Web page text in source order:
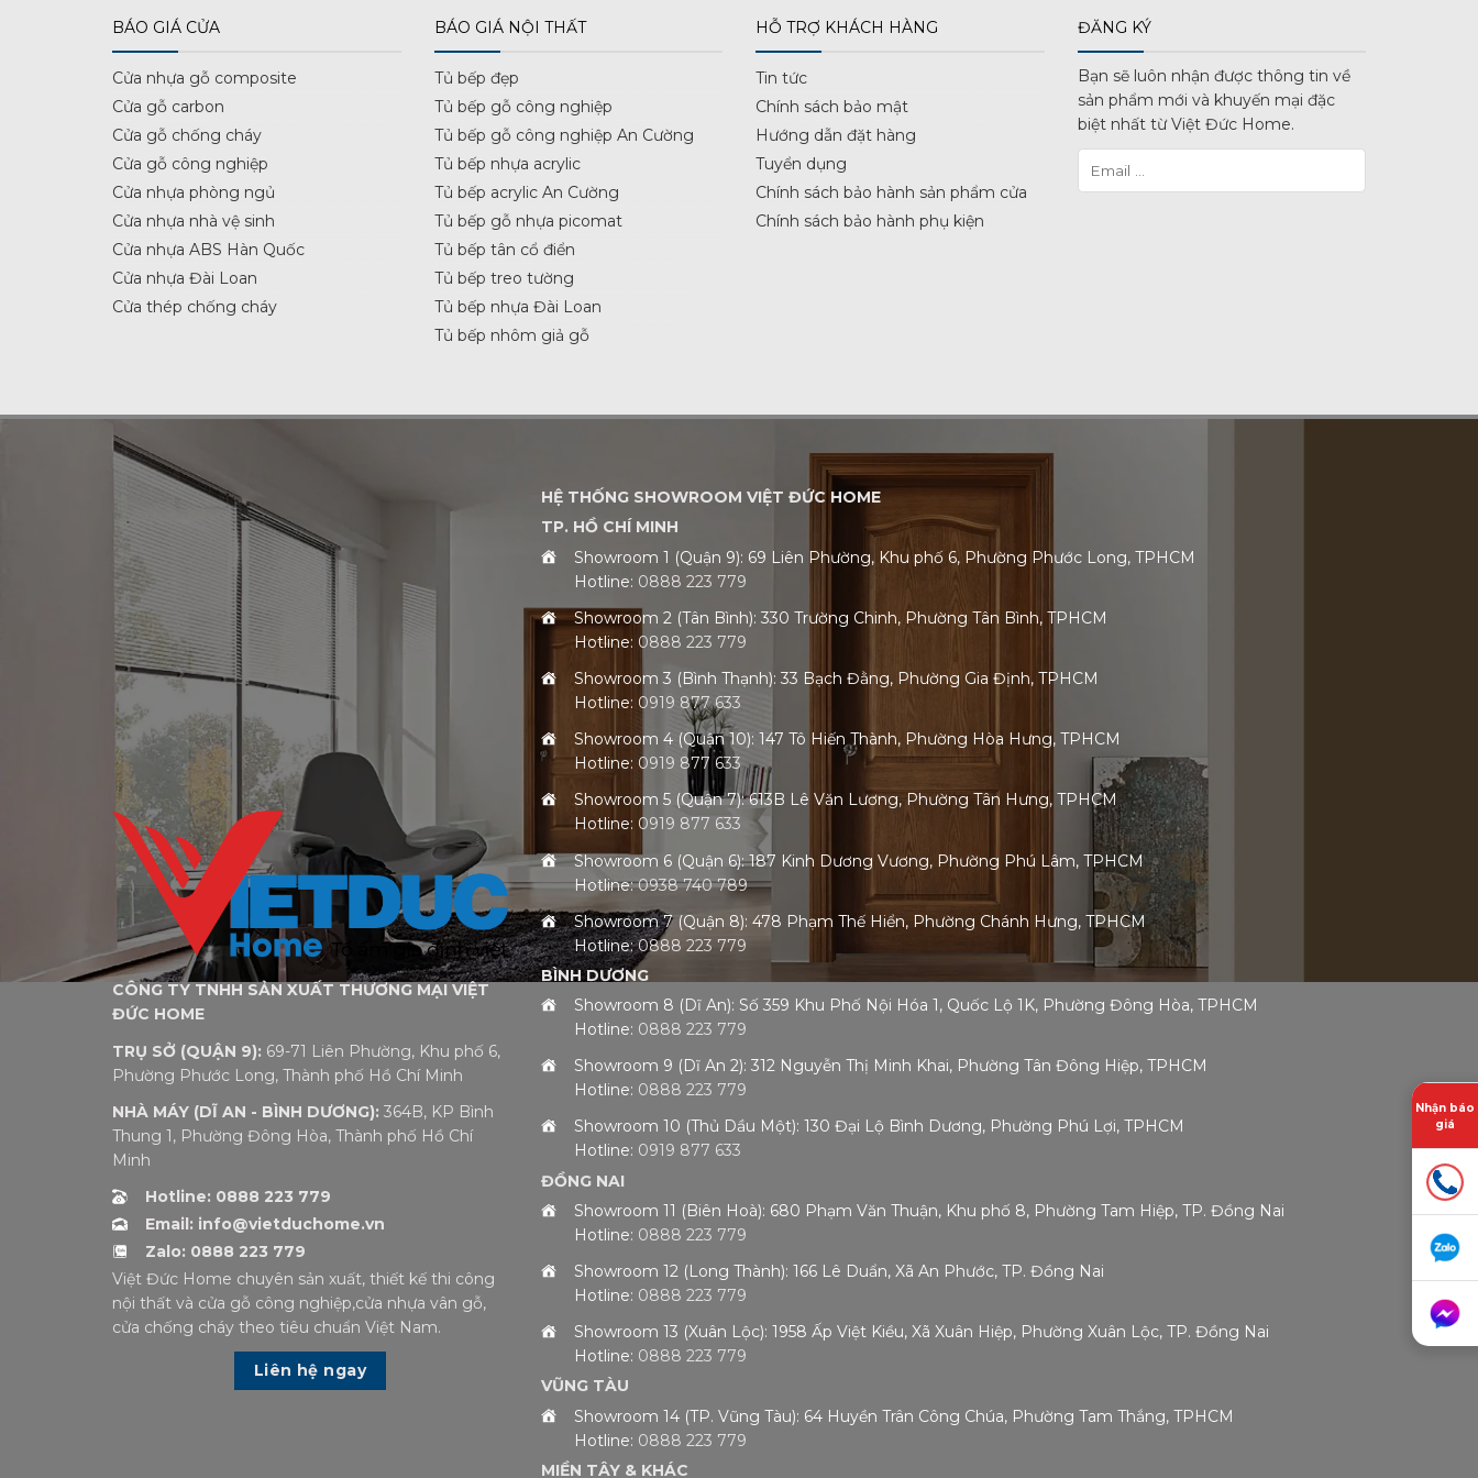
BÁO GIÁ CỬA
Cửa nhựa gỗ composite
Cửa gỗ carbon
Cửa gỗ chống cháy
Cửa gỗ công nghiệp
Cửa nhựa phòng ngủ
Cửa nhựa nhà vệ sinh
Cửa nhựa ABS Hàn Quốc
Cửa nhựa Đài Loan
Cửa thép chống cháy
BÁO GIÁ NỘI THẤT
Tủ bếp đẹp
Tủ bếp gỗ công nghiệp
Tủ bếp gỗ công nghiệp An Cường
Tủ bếp nhựa acrylic
Tủ bếp acrylic An Cường
Tủ bếp gỗ nhựa picomat
Tủ bếp tân cổ điển
Tủ bếp treo tường
Tủ bếp nhựa Đài Loan
Tủ bếp nhôm giả gỗ
HỖ TRỢ KHÁCH HÀNG
Tin tức
Chính sách bảo mật
Hướng dẫn đặt hàng
Tuyển dụng
Chính sách bảo hành sản phẩm cửa
Chính sách bảo hành phụ kiện
ĐĂNG KÝ
Bạn sẽ luôn nhận được thông tin về
sản phẩm mới và khuyến mại đặc
biệt nhất từ Việt Đức Home.
CÔNG TY TNHH SẢN XUẤT THƯƠNG MẠI VIỆT
ĐỨC HOME
TRỤ SỞ (QUẬN 9): 69-71 Liên Phường, Khu phố 6,
Phường Phước Long, Thành phố Hồ Chí Minh
NHÀ MÁY (DĨ AN - BÌNH DƯƠNG): 364B, KP Bình
Thung 1, Phường Đông Hòa, Thành phố Hồ Chí
Minh
Hotline: 0888 223 779
Email: info@vietduchome.vn
Zalo: 0888 223 779
Việt Đức Home chuyên sản xuất, thiết kế thi công
nội thất và cửa gỗ công nghiệp,cửa nhựa vân gỗ,
cửa chống cháy theo tiêu chuẩn Việt Nam.
Liên hệ ngay
HỆ THỐNG SHOWROOM VIỆT ĐỨC HOME
TP. HỒ CHÍ MINH
Showroom 1 (Quận 9): 69 Liên Phường, Khu phố 6, Phường Phước Long, TPHCM
Hotline: 0888 223 779
Showroom 2 (Tân Bình): 330 Trường Chinh, Phường Tân Bình, TPHCM
Hotline: 0888 223 779
Showroom 3 (Bình Thạnh): 33 Bạch Đằng, Phường Gia Định, TPHCM
Hotline: 0919 877 633
Showroom 4 (Quận 10): 147 Tô Hiến Thành, Phường Hòa Hưng, TPHCM
Hotline: 0919 877 633
Showroom 5 (Quận 7): 613B Lê Văn Lương, Phường Tân Hưng, TPHCM
Hotline: 0919 877 633
Showroom 6 (Quận 6): 187 Kinh Dương Vương, Phường Phú Lâm, TPHCM
Hotline:0938 740 789
Showroom 7 (Quận 8): 478 Phạm Thế Hiển, Phường Chánh Hưng, TPHCM
Hotline:0888 223 779
BÌNH DƯƠNG
Showroom 8 (Dĩ An): Số 359 Khu Phố Nội Hóa 1, Quốc Lộ 1K, Phường Đông Hòa, TPHCM
Hotline: 0888 223 779
Showroom 9 (Dĩ An 2): 312 Nguyễn Thị Minh Khai, Phường Tân Đông Hiệp, TPHCM
Hotline: 0888 223 779
Showroom 10 (Thủ Dầu Một): 130 Đại Lộ Bình Dương, Phường Phú Lợi, TPHCM
Hotline: 0919 877 633
ĐỒNG NAI
Showroom 11 (Biên Hoà): 680 Phạm Văn Thuận, Khu phố 8, Phường Tam Hiệp, TP. Đồng Nai
Hotline: 0888 223 779
Showroom 12 (Long Thành): 166 Lê Duẩn, Xã An Phước, TP. Đồng Nai
Hotline: 0888 223 779
Showroom 13 (Xuân Lộc): 1958 Ấp Việt Kiều, Xã Xuân Hiệp, Phường Xuân Lộc, TP. Đồng Nai
Hotline: 0888 223 779
VŨNG TÀU
Showroom 14 (TP. Vũng Tàu): 64 Huyền Trân Công Chúa, Phường Tam Thắng, TPHCM
Hotline: 0888 223 779
MIỀN TÂY & KHÁC
Nhận báo
giá